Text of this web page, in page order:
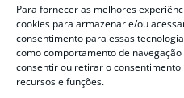
Para fornecer as melhores
cookies para armazenar e/ou
consentimento para essas
como comportamento de
consentir ou retirar o
recursos e funções.
Alertas Defesa Civil:
SMS 40199
ENDEREÇO
Defesa Civil do Estado de